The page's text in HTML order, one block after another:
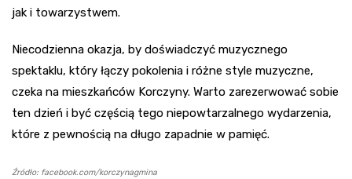
jak i towarzystwem.
Niecodzienna okazja, by doświadczyć muzycznego
spektaklu, który łączy pokolenia i różne style muzyczne,
czeka na mieszkańców Korczyny. Warto zarezerwować sobie
ten dzień i być częścią tego niepowtarzalnego wydarzenia,
które z pewnością na długo zapadnie w pamięć.
Źródło: facebook.com/korczynagmina